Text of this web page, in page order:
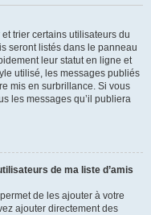
trier certains utilisateurs du
seront listés dans le panneau
leur statut en ligne et
utilisé, les messages publiés
mis en surbrillance. Si vous
les messages qu’il publiera
de ma liste d’amis
de les ajouter à votre
ajouter directement des